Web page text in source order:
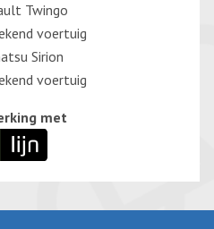
Twingo
voertuig
Sirion
voertuig
met